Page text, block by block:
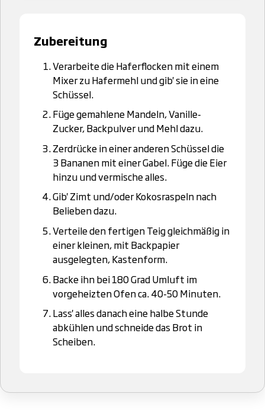
Zubereitung
Verarbeite die Haferflocken mit einem
Mixer zu Hafermehl und gib' sie in eine
Schüssel.
Füge gemahlene Mandeln, Vanille-
Zucker, Backpulver und Mehl dazu.
Zerdrücke in einer anderen Schüssel die
3 Bananen mit einer Gabel. Füge die Eier
hinzu und vermische alles.
Gib' Zimt und/oder Kokosraspeln nach
Belieben dazu.
Verteile den fertigen Teig gleichmäßig in
einer kleinen, mit Backpapier
ausgelegten, Kastenform.
Backe ihn bei 180 Grad Umluft im
vorgeheizten Ofen ca. 40-50 Minuten.
Lass' alles danach eine halbe Stunde
abkühlen und schneide das Brot in
Scheiben.